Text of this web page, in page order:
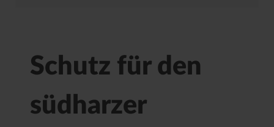
Schutz für den
südharzer